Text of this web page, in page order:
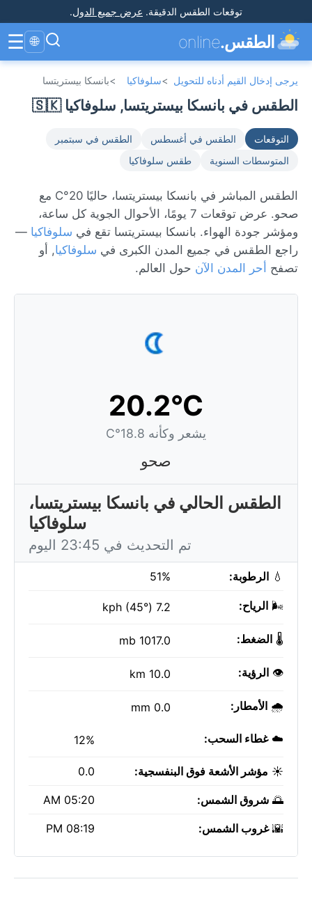
توقعات الطقس الدقيقة. عرض جميع الدول.
الطقس.online
🌐
☰
يرجى إدخال القيم أدناه للتحويل >سلوفاكيا >بانسكا بيستريتسا
الطقس في بانسكا بيستريتسا, سلوفاكيا 🇸🇰
التوقعات الطقس في أغسطس
الطقس في سبتمبر
المتوسطات السنوية
طقس سلوفاكيا
الطقس المباشر في بانسكا بيستريتسا، حاليًا 20°C مع
صحو. عرض توقعات 7 يومًا، الأحوال الجوية كل ساعة،
ومؤشر جودة الهواء. بانسكا بيستريتسا تقع في سلوفاكيا —
راجع الطقس في جميع المدن الكبرى في سلوفاكيا, أو
تصفح أحر المدن الآن حول العالم.
20.2°C
يشعر وكأنه 18.8°C
صحو
الطقس الحالي في بانسكا بيستريتسا،
سلوفاكيا
تم التحديث في 23:45 اليوم
💧 الرطوبة: 51%
🌬️ الرياح: 7.2 kph (45°)
🌡️ الضغط: 1017.0 mb
👁️ الرؤية: 10.0 km
🌧️ الأمطار: 0.0 mm
☁️غطاء السحب: 12%
☀️ مؤشر الأشعة فوق البنفسجية: 0.0
🌅 شروق الشمس: 05:20 AM
🌇غروب الشمس: 08:19 PM